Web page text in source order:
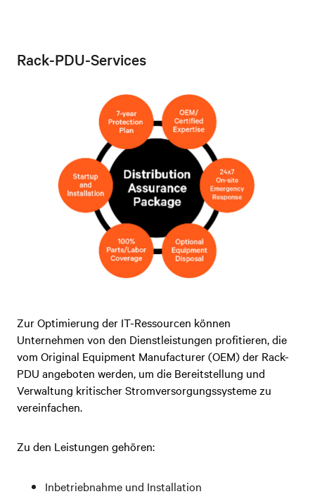
Rack-PDU-Services
Zur Optimierung der IT-Ressourcen können
Unternehmen von den Dienstleistungen profitieren, die
vom Original Equipment Manufacturer (OEM) der Rack-
PDU angeboten werden, um die Bereitstellung und
Verwaltung kritischer Stromversorgungssysteme zu
vereinfachen.
Zu den Leistungen gehören:
Inbetriebnahme und Installation